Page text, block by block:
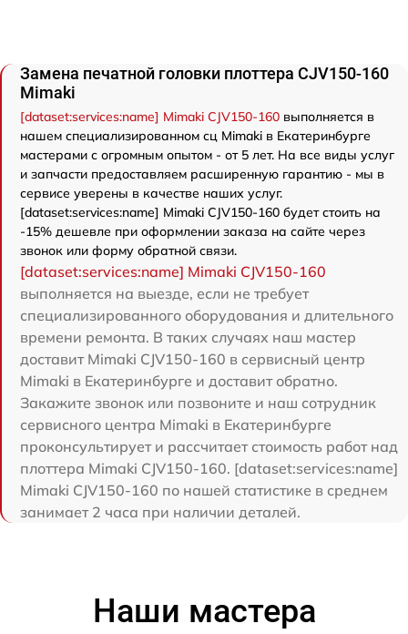
Замена печатной головки плоттера CJV150-160
Mimaki
[dataset:services:name] Mimaki CJV150-160 выполняется в
нашем специализированном сц Mimaki в Екатеринбурге
мастерами с огромным опытом - от 5 лет. На все виды услуг
и запчасти предоставляем расширенную гарантию - мы в
сервисе уверены в качестве наших услуг.
[dataset:services:name] Mimaki CJV150-160 будет стоить на
-15% дешевле при оформлении заказа на сайте через
звонок или форму обратной связи.
[dataset:services:name] Mimaki CJV150-160
выполняется на выезде, если не требует
специализированного оборудования и длительного
времени ремонта. В таких случаях наш мастер
доставит Mimaki CJV150-160 в сервисный центр
Mimaki в Екатеринбурге и доставит обратно.
Закажите звонок или позвоните и наш сотрудник
сервисного центра Mimaki в Екатеринбурге
проконсультирует и рассчитает стоимость работ над
плоттера Mimaki CJV150-160. [dataset:services:name]
Mimaki CJV150-160 по нашей статистике в среднем
занимает 2 часа при наличии деталей.
Наши мастера